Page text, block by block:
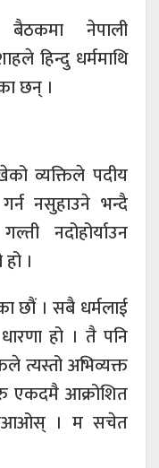
बैठकमा नेपाली
हिन्दु धर्ममाथि
छन् ।
व्यक्तिले पदीय
नसुहाउने भन्दै
नदोहोर्याउन
।
छौं । सबै धर्मलाई
हो । तै पनि
त्यस्तो अभिव्यक्त
एकदमै आक्रोशित
नआओस् । म सचेत